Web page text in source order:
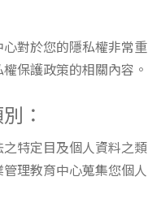
對於您的隱私權非常重
保護政策的相關內容。
：
特定目及個人資料之類
理教育中心蒐集您個人